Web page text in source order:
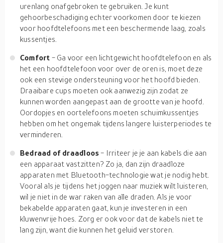
urenlang onafgebroken te gebruiken. Je kunt
gehoorbeschadiging echter voorkomen door te kiezen
voor hoofdtelefoons met een beschermende laag, zoals
kussentjes.
Comfort - Ga voor een lichtgewicht hoofdtelefoon en als
het een hoofdtelefoon voor over de oren is, moet deze
ook een stevige ondersteuning voor het hoofd bieden.
Draaibare cups moeten ook aanwezig zijn zodat ze
kunnen worden aangepast aan de grootte van je hoofd.
Oordopjes en oortelefoons moeten schuimkussentjes
hebben om het ongemak tijdens langere luisterperiodes te
verminderen.
Bedraad of draadloos- Irriteer je je aan kabels die aan
een apparaat vastzitten? Zo ja, dan zijn draadloze
apparaten met Bluetooth-technologie wat je nodig hebt.
Vooral als je tijdens het joggen naar muziek wilt luisteren,
wil je niet in de war raken van alle draden. Als je voor
bekabelde apparaten gaat, kun je investeren in een
kluwenvrije hoes. Zorg er ook voor dat de kabels niet te
lang zijn, want die kunnen het geluid verstoren.